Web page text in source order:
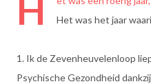
H
Het was het jaar
1. Ik de Zevenheuvelenloop
Psychische Gezondheid